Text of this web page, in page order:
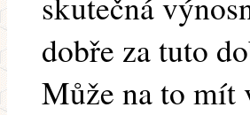
dobře za tuto
Může na to mít